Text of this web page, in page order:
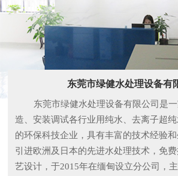
东莞市绿健水处理设备有
东莞市绿健水处理设备有限公司是
造、安装调试各行业用纯水、去离子超
的环保科技企业，具有丰富的技术经验
引进欧洲及日本的先进水处理技术，免
艺设计，于2015年在缅甸设立分公司，